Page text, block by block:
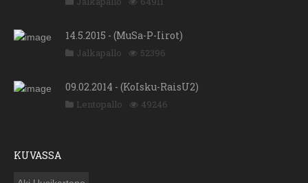
14.5.2015 - (MuSa-P-Iirot)
Jalkapallo 52396
09.02.2014 - (KoIsku-RaisU2)
Lentopallo 49246
KUVASSA